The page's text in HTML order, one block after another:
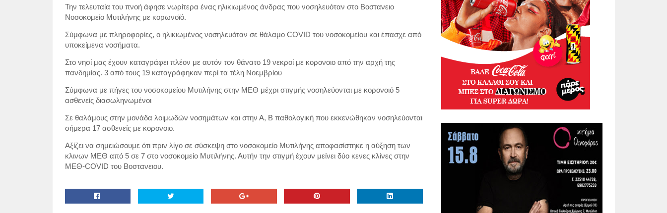
Την τελευταία του πνοή άφησε νωρίτερα ένας ηλικιωμένος άνδρας που νοσηλευόταν στο Βοστανειο
Νοσοκομείο Μυτιλήνης με κορωνοϊό.
Σύμφωνα με πληροφορίες, ο ηλικιωμένος νοσηλευόταν σε θάλαμο COVID του νοσοκομείου και έπασχε από
υποκείμενα νοσήματα.
Στο νησί μας έχουν καταγράφει πλέον με αυτόν τον θάνατο 19 νεκροί με κορονοιο από την αρχή της
πανδημίας. 3 από τους 19 καταγράφηκαν περί τα τέλη Νοεμβρίου
Σύμφωνα με πήγες του νοσοκομείου Μυτιλήνης στην ΜΕΘ μέχρι στιγμής νοσηλεύονται με κορονοιό 5
ασθενείς διασωληνωμένοι
Σε θαλάμους στην μονάδα λοιμωδών νοσημάτων και στην Α, Β παθολογική που εκκενώθηκαν νοσηλεύονται
σήμερα 17 ασθενείς με κορονοιο.
Αξίζει να σημειώσουμε ότι πριν λίγο σε σύσκεψη στο νοσοκομείο Μυτιλήνης αποφασίστηκε η αύξηση των
κλινων ΜΕΘ από 5 σε 7 στο νοσοκομείο Μυτιλήνης. Αυτήν την στιγμή έχουν μείνει δύο κενες κλίνες στην
ΜΕΘ-COVID του Βοστανειου.